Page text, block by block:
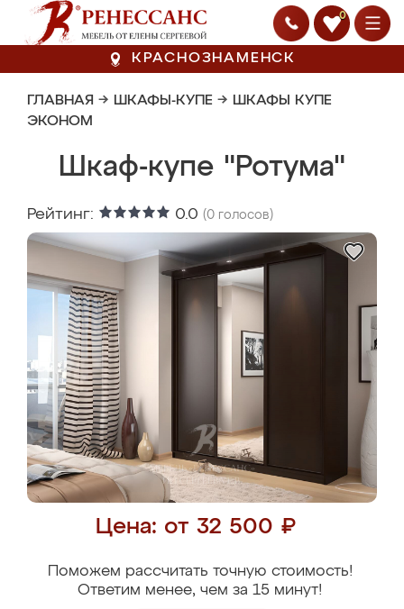
0
КРАСНОЗНАМЕНСК
ГЛАВНАЯ → ШКАФЫ-КУПЕ → ШКАФЫ КУПЕ
ЭКОНОМ
Шкаф-купе "Ротума"
Рейтинг: 0.0 (0 голосов)
Цена: от 32 500 ₽
Поможем рассчитать точную стоимость!
Ответим менее, чем за 15 минут!